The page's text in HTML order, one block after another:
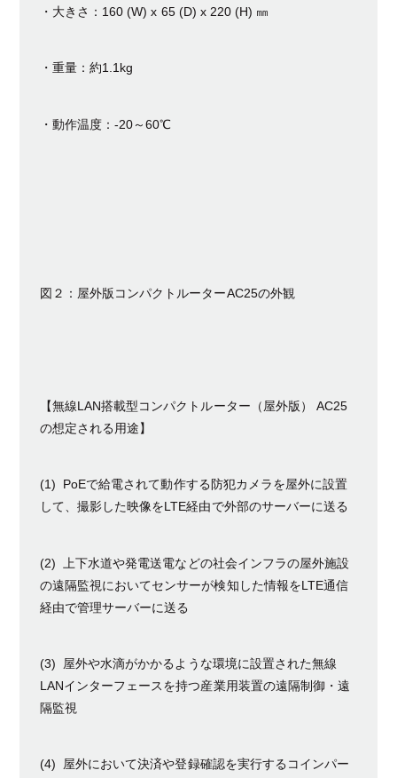
・大きさ：160 (W) x 65 (D) x 220 (H) ㎜
・重量：約1.1kg
・動作温度：-20～60℃
図２：屋外版コンパクトルーターAC25の外観
【無線LAN搭載型コンパクトルーター（屋外版） AC25
の想定される用途】
(1) PoEで給電されて動作する防犯カメラを屋外に設置
して、撮影した映像をLTE経由で外部のサーバーに送る
(2) 上下水道や発電送電などの社会インフラの屋外施設
の遠隔監視においてセンサーが検知した情報をLTE通信
経由で管理サーバーに送る
(3) 屋外や水滴がかかるような環境に設置された無線
LANインターフェースを持つ産業用装置の遠隔制御・遠
隔監視
(4) 屋外において決済や登録確認を実行するコインパー